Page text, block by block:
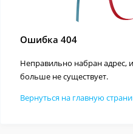
Ошибка 404
Неправильно набран адрес,
больше не существует.
Вернуться на главную